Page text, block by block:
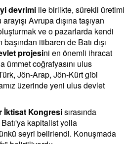
devrimi ile birlikte, sürekli üretimi
Avrupa dışına taşıyan
ve o pazarlarda kendi
itibaren de Batı dışı
projesini en önemli ihracat
ümmet coğrafyasını ulus
Jön-Arap, Jön-Kürt gibi
üzerinde yeni ulus devlet
İktisat Kongresisırasında
kapitalist yolla
seyri belirlendi. Konuşmada